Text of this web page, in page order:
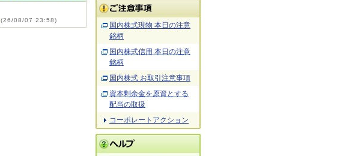
(26/08/07 23:58)
国内株式現物 本日の注意
銘柄
国内株式信用 本日の注意
銘柄
国内株式 お取引注意事項
資本剰余金を原資とする
配当の取扱
コーポレートアクション